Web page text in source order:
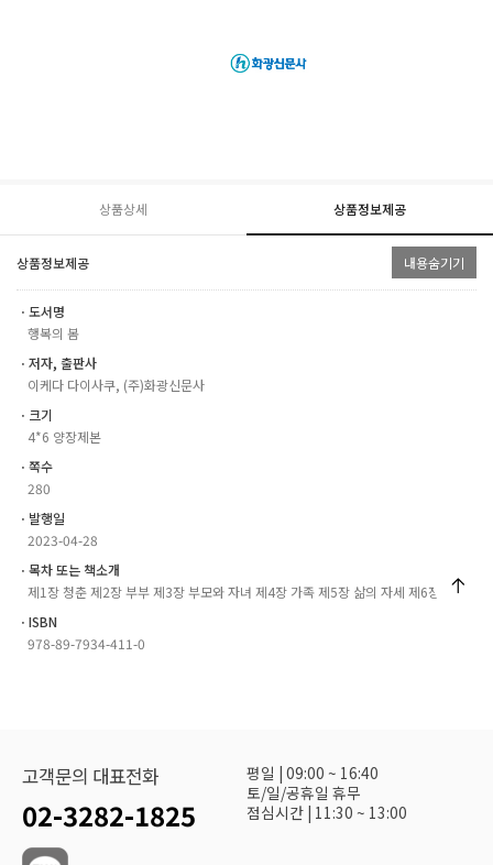
상품상세 상품정보제공
상품정보제공 내용숨기기
ㆍ도서명
행복의 봄
ㆍ저자, 출판사
이케다 다이사쿠, (주)화광신문사
ㆍ크기
4*6 양장제본
ㆍ쪽수
280
ㆍ발행일
2023-04-28
ㆍ목차 또는 책소개
제1장 청춘 제2장 부부 제3장 부모와 자녀 제4장 가족 제5장 삶의 자세 제6장 사회
ㆍISBN
978-89-7934-411-0
고객문의 대표전화
02-3282-1825
평일 | 09:00 ~ 16:40
토/일/공휴일 휴무
점심시간 | 11:30 ~ 13:00